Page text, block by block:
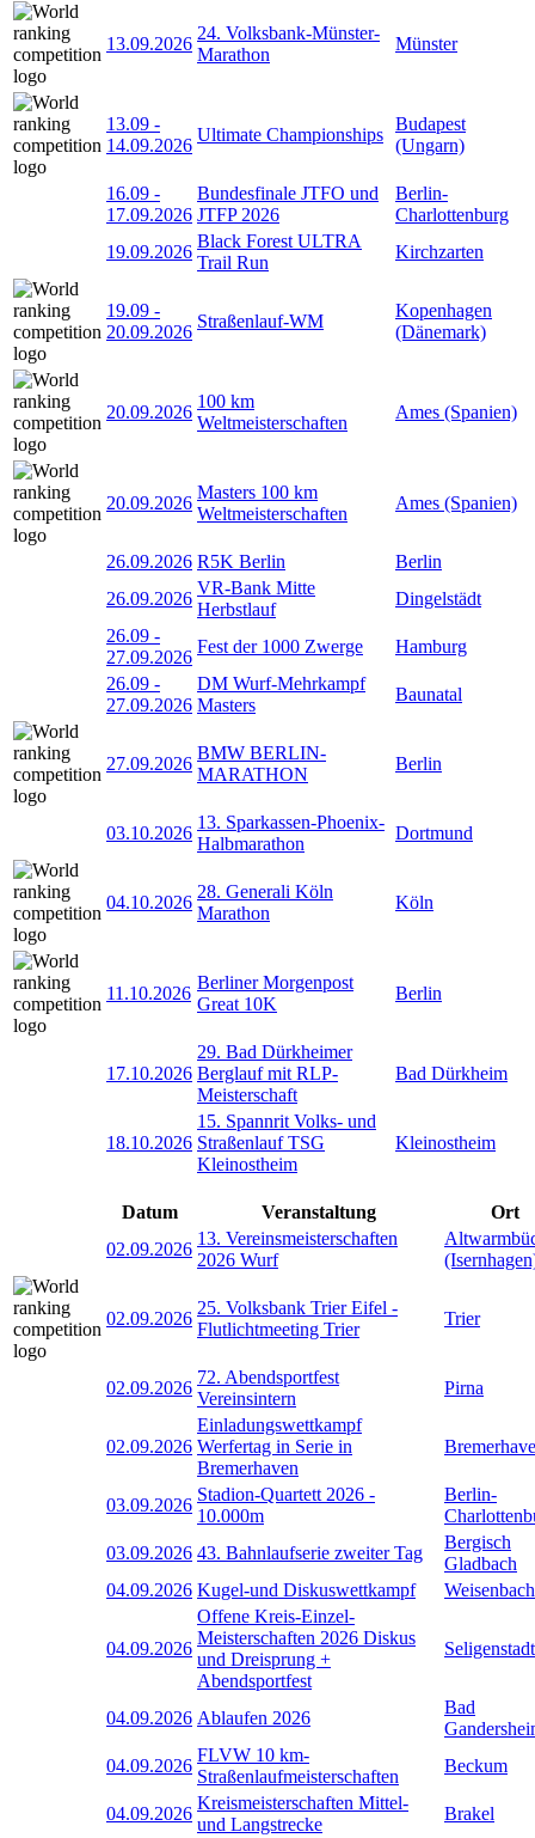
13.09.2026
24. Volksbank-Münster-
Marathon
Münster
13.09 -
14.09.2026
Ultimate Championships
Budapest
(Ungarn)
16.09 -
17.09.2026
Bundesfinale JTFO und
JTFP 2026
Berlin-
Charlottenburg
19.09.2026
Black Forest ULTRA
Trail Run
Kirchzarten
19.09 -
20.09.2026
Straßenlauf-WM
Kopenhagen
(Dänemark)
20.09.2026
100 km
Weltmeisterschaften
Ames (Spanien)
20.09.2026
Masters 100 km
Weltmeisterschaften
Ames (Spanien)
26.09.2026 R5K Berlin
Berlin
26.09.2026
VR-Bank Mitte
Herbstlauf
Dingelstädt
26.09 -
27.09.2026
Fest der 1000 Zwerge
Hamburg
26.09 -
27.09.2026
DM Wurf-Mehrkampf
Masters
Baunatal
27.09.2026
BMW BERLIN-
MARATHON
Berlin
03.10.2026
13. Sparkassen-Phoenix-
Halbmarathon
Dortmund
04.10.2026
28. Generali Köln
Marathon
Köln
11.10.2026
Berliner Morgenpost
Great 10K
Berlin
17.10.2026
29. Bad Dürkheimer
Berglauf mit RLP-
Meisterschaft
Bad Dürkheim
18.10.2026
15. Spannrit Volks- und
Straßenlauf TSG
Kleinostheim
Kleinostheim
Datum Veranstaltung
Ort
02.09.2026
13. Vereinsmeisterschaften
2026 Wurf
02.09.2026
25. Volksbank Trier Eifel -
Flutlichtmeeting Trier
Trier
02.09.2026
72. Abendsportfest
Vereinsintern
Pirna
02.09.2026
Einladungswettkampf
Werfertag in Serie in
Bremerhaven
03.09.2026
Stadion-Quartett 2026 -
10.000m
Berlin-
03.09.2026 43. Bahnlaufserie zweiter Tag
Bergisch
Gladbach
04.09.2026 Kugel-und Diskuswettkampf Weisenbach
04.09.2026
Offene Kreis-Einzel-
Meisterschaften 2026 Diskus
und Dreisprung +
Abendsportfest
Seligenstadt
04.09.2026 Ablaufen 2026
Bad
04.09.2026
FLVW 10 km-
Straßenlaufmeisterschaften
Beckum
04.09.2026
Kreismeisterschaften Mittel-
und Langstrecke
Brakel